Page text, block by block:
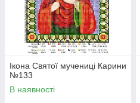
Ікона Святої мучениці Карини
№133
В наявності